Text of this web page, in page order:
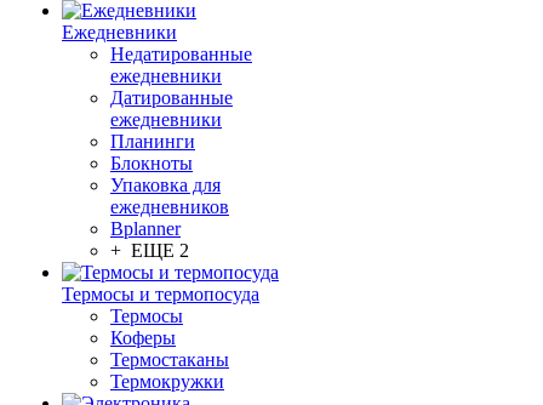
Ежедневники
Недатированные
ежедневники
Датированные
ежедневники
Планинги
Блокноты
Упаковка для
ежедневников
Bplanner
+ ЕЩЕ 2
Термосы и термопосуда
Термосы
Коферы
Термостаканы
Термокружки